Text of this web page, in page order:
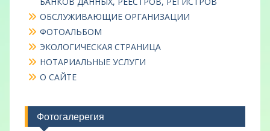
ОБСЛУЖИВАЮЩИЕ ОРГАНИЗАЦИИ
ФОТОАЛЬБОМ
ЭКОЛОГИЧЕСКАЯ СТРАНИЦА
НОТАРИАЛЬНЫЕ УСЛУГИ
О САЙТЕ
Фотогалерегия